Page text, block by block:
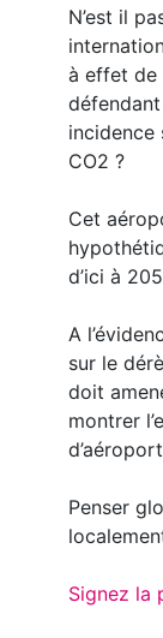
N’est il
à effet de
incidence
CO2 ?
Cet
d’ici à
A
sur le
doit
montrer
Penser
Signez la